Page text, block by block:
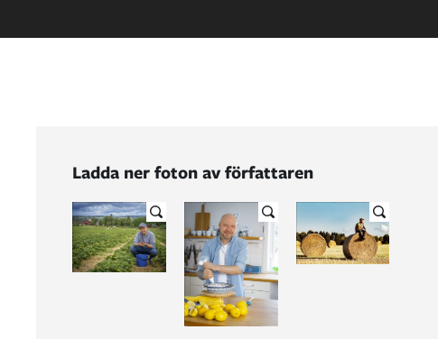
Ladda ner foton av författaren